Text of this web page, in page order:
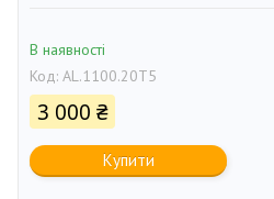
В наявності
Код: AL.1100.20T5
3 000 ₴
Купити